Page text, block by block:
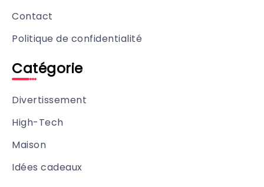
Contact
Politique de confidentialité
Catégorie
Divertissement
High-Tech
Maison
Idées cadeaux